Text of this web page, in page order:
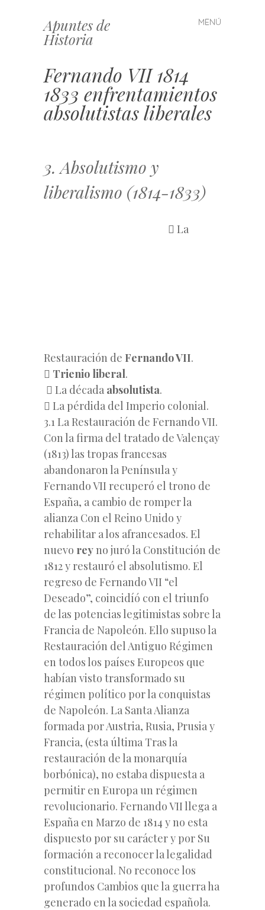
Apuntes de
Historia
MENÚ
Saltar
al
Fernando VII 1814
1833 enfrentamientos
absolutistas liberales
3. Absolutismo y
liberalismo (1814-1833)
 La
Restauración de Fernando VII.
 Trienio liberal.
 La década absolutista.
 La pérdida del Imperio colonial.
3.1 La Restauración de Fernando VII.
Con la firma del tratado de Valençay
(1813) las tropas francesas
abandonaron la Península y
Fernando VII recuperó el trono de
España, a cambio de romper la
alianza Con el Reino Unido y
rehabilitar a los afrancesados. El
nuevo reyno juró la Constitución de
1812 y restauró el absolutismo. El
regreso de Fernando VII “el
Deseado”, coincidíó con el triunfo
de las potencias legitimistas sobre la
Francia de Napoleón. Ello supuso la
Restauración del Antiguo Régimen
en todos los países Europeos que
habían visto transformado su
régimen político por la conquistas
de Napoleón. La Santa Alianza
formada por Austria, Rusia, Prusia y
Francia, (esta última Tras la
restauración de la monarquía
borbónica), no estaba dispuesta a
permitir en Europa un régimen
revolucionario. Fernando VII llega a
España en Marzo de 1814 y no esta
dispuesto por su carácter y por Su
formación a reconocer la legalidad
constitucional. No reconoce los
profundos Cambios que la guerra ha
generado en la sociedad española.